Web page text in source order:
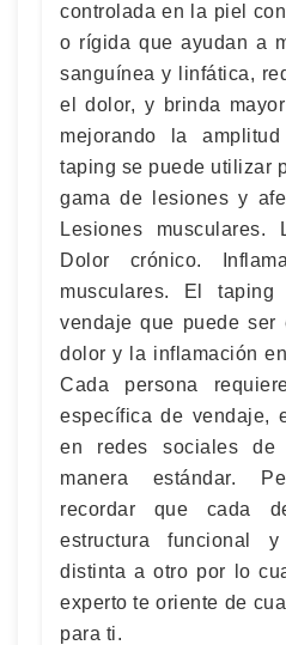
controlada en la piel
o rígida que ayudan a
sanguínea y linfática,
el dolor, y brinda
mejorando la
taping se puede utilizar
gama de lesiones y
Lesiones musculares.
Dolor crónico.
musculares. El
vendaje que puede ser
dolor y la inflamación
Cada persona
específica de vendaje,
en redes sociales de
manera estándar.
recordar que cada
estructura funcional
distinta a otro por lo
experto te oriente de
para ti.